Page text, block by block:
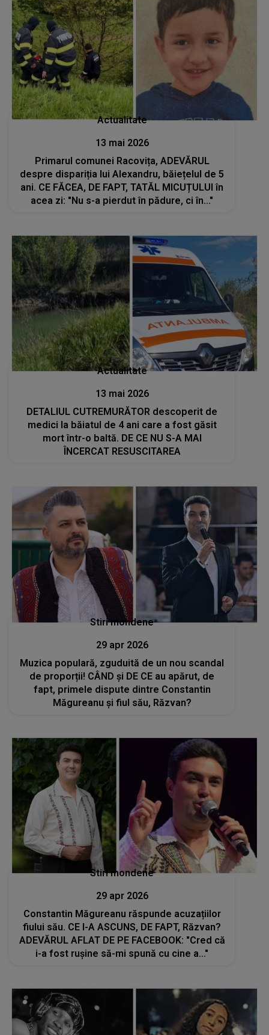
Actualitate
13 mai 2026
Primarul comunei Racovița, ADEVĂRUL
despre dispariția lui Alexandru, băiețelul de 5
ani. CE FĂCEA, DE FAPT, TATĂL MICUȚULUI în
acea zi: "Nu s-a pierdut în pădure, ci în..."
Actualitate
13 mai 2026
DETALIUL CUTREMURĂTOR descoperit de
medici la băiatul de 4 ani care a fost găsit
mort într-o baltă. DE CE NU S-A MAI
ÎNCERCAT RESUSCITAREA
Stiri mondene
29 apr 2026
Muzica populară, zguduită de un nou scandal
de proporții! CÂND și DE CE au apărut, de
fapt, primele dispute dintre Constantin
Măgureanu și fiul său, Răzvan?
Stiri mondene
29 apr 2026
Constantin Măgureanu răspunde acuzațiilor
fiului său. CE I-A ASCUNS, DE FAPT, Răzvan?
ADEVĂRUL AFLAT DE PE FACEBOOK: "Cred că
i-a fost rușine să-mi spună cu cine a..."